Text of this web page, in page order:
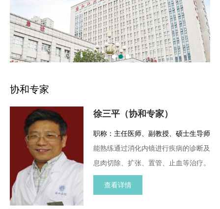
协和专家
徐三平（协和专家）
职称：主任医师、副教授、硕士生导师
能熟练通过消化内镜进行疾病的诊断及
息肉切除、扩张、置管、止血等治疗。
查看详情